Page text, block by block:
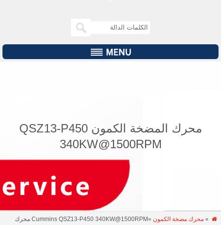
محرك المضخة الكمون QSZ13-P450
340KW@1500RPM
» محرك مضخة الكمون »Cummins QSZ13-P450 340KW@1500RPM محرك